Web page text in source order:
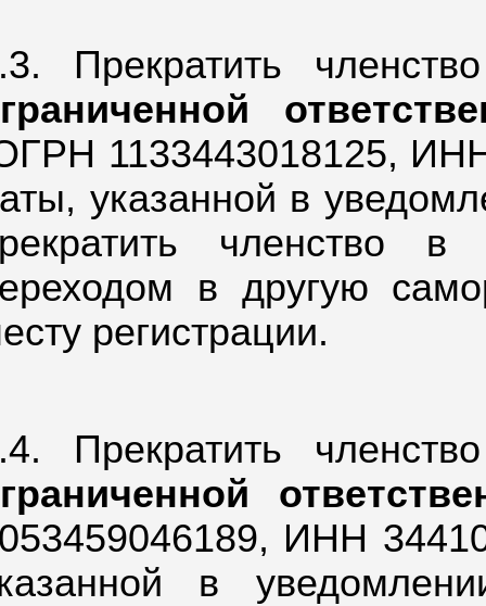
Прекратить
1133443018125,
указанной в
членство
в другую
регистрации.
Прекратить
ИНН
в